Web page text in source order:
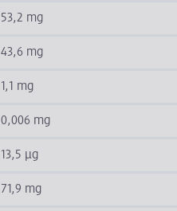
53,2 mg
43,6 mg
1,1 mg
0,006 mg
13,5 µg
71,9 mg